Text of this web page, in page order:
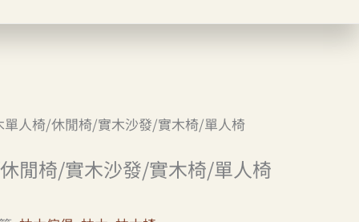
單人椅/休閒椅/實木沙發/實木椅/單人椅
閒椅/實木沙發/實木椅/單人椅